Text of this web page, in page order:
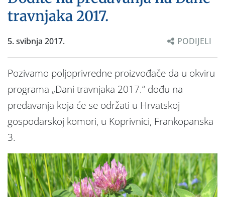
travnjaka 2017.
5. svibnja 2017. PODIJELI
Pozivamo poljoprivredne proizvođače da u okviru
programa „Dani travnjaka 2017.“ dođu na
predavanja koja će se održati u Hrvatskoj
gospodarskoj komori, u Koprivnici, Frankopanska
3.